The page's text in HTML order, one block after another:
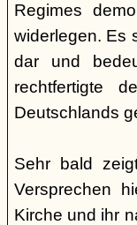
Regimes
widerlegen. Es
dar und
rechtfertigte
Deutschlands
Sehr bald
Versprechen
Kirche und ihr